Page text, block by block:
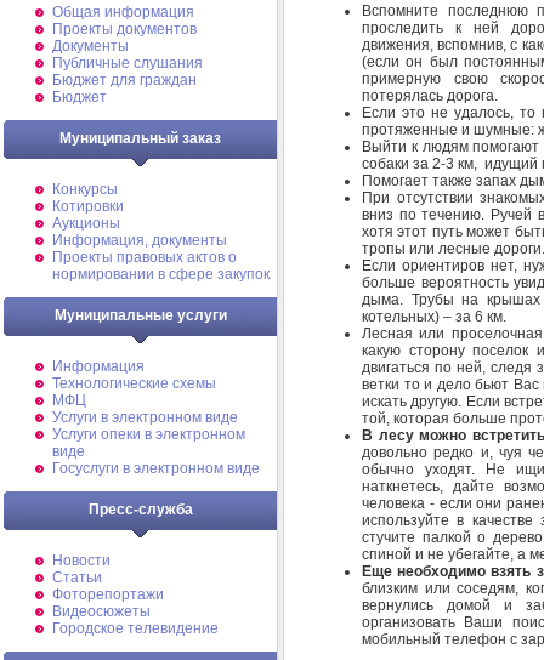
Общая информация
Проекты документов
Документы
Публичные слушания
Бюджет для граждан
Бюджет
Муниципальный заказ
Конкурсы
Котировки
Аукционы
Информация, документы
Проекты правовых актов о
нормировании в сфере закупок
Муниципальные услуги
Информация
Технологические схемы
МФЦ
Услуги в электронном виде
Услуги опеки в электронном
виде
Госуслуги в электронном виде
Пресс-служба
Новости
Статьи
Фоторепортажи
Видеосюжеты
Городское телевидение
Вспомните последнюю
проследить к ней
движения, вспомнив, с
(если он был
примерную свою
потерялась дорога.
Если это не удалось,
протяженные и шумные:
Выйти к людям
собаки за 2-3 км, идущий
Помогает также запах
При отсутствии
вниз по течению. Ручей
хотя этот путь может
тропы или лесные дороги.
Если ориентиров нет,
больше вероятность
дыма. Трубы на крышах
котельных) – за 6 км.
Лесная или
какую сторону поселок
двигаться по ней, следя
ветки то и дело бьют Вас
искать другую. Если
той, которая больше
В лесу можно
довольно редко и, чуя
обычно уходят. Не
наткнетесь, дайте
человека - если они
используйте в
стучите палкой о
спиной и не убегайте, а
Еще необходимо взять
близким или соседям,
вернулись домой и
организовать Ваши
мобильный телефон с